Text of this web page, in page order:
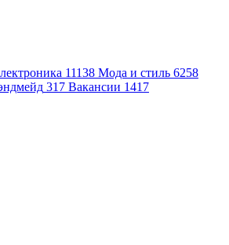
11138 Мода и стиль 6258
317 Вакансии 1417